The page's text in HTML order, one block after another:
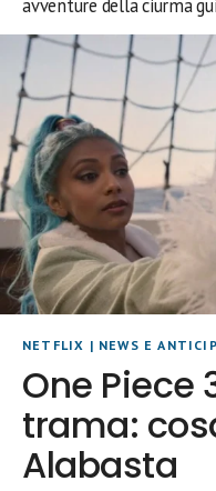
avventure della ciurma
NETFLIX | NEWS E
One Piece
trama:
Alabasta